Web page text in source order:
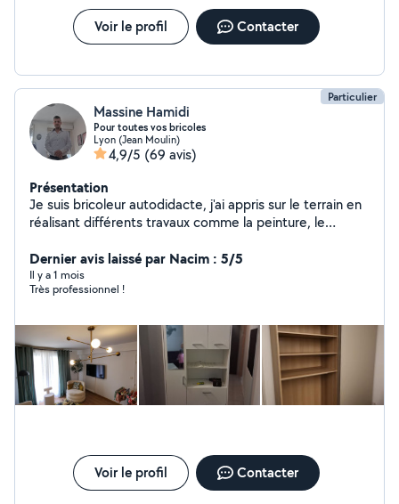
travaux. Ponctuel, respectueux de votre logement, je
laisse toujours un chantier propre après intervention.
Disponible sur Lyon centre et alentours.
Voir le profil Contacter
Particulier
Massine Hamidi
Pour toutes vos bricoles
Lyon (Jean Moulin)
4,9/5 (69 avis)
Présentation
Je suis bricoleur autodidacte, j'ai appris sur le terrain en
réalisant différents travaux comme la peinture, le
Je suis sérieux, débrouillard et j'aime le travail bien fait
Dernier avis laissé par Nacim : 5/5
Il y a 1 mois
Très professionnel !
Voir le profil Contacter